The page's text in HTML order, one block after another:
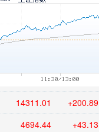
14311.01 +200.89
4694.44 +43.13